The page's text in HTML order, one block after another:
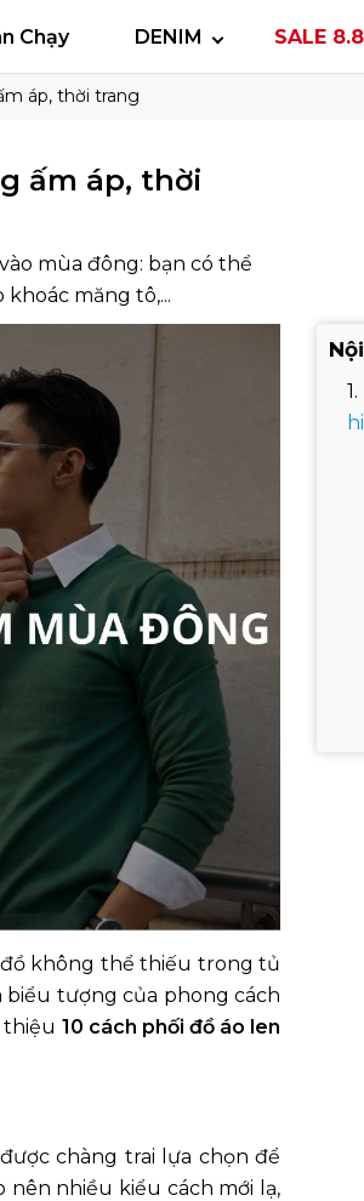
Chạy DENIM SALE 8.8
áp, thời trang
ấm áp, thời
mùa đông: bạn có thể
khoác măng tô,...
không thể thiếu trong tủ
biểu tượng của phong cách
thiệu 10 cách phối đồ áo len
chàng trai lựa chọn để
nên nhiều kiểu cách mới lạ,